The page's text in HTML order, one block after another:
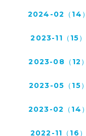
2024-02（14）
2023-11（15）
2023-08（12）
2023-05（15）
2023-02（14）
2022-11（16）